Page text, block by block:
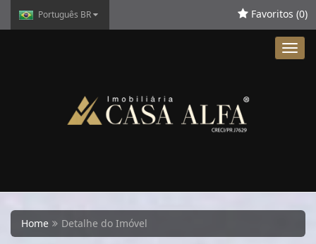
Português BR Favoritos (0)
Home Detalhe do Imóvel